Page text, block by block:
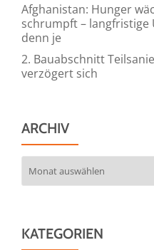
Afghanistan: Hunger
schrumpft –
denn je
2. Bauabschnitt
verzögert sich
ARCHIV
KATEGORIEN